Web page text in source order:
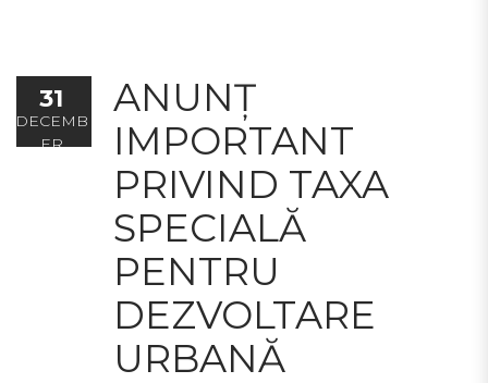
ANUNȚ
IMPORTANT
PRIVIND TAXA
SPECIALĂ
PENTRU
DEZVOLTARE
URBANĂ
31
DECEMB
ER